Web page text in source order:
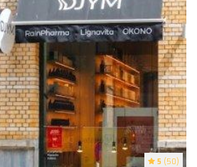
5 (50)